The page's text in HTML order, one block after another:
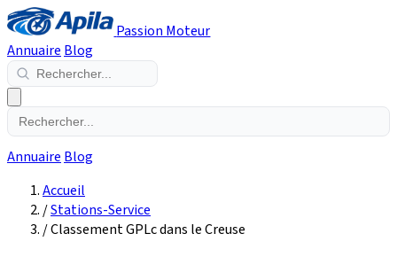
Passion Moteur
Annuaire Blog
Annuaire Blog
Accueil
/Stations-Service
/Classement GPLc dans le Creuse